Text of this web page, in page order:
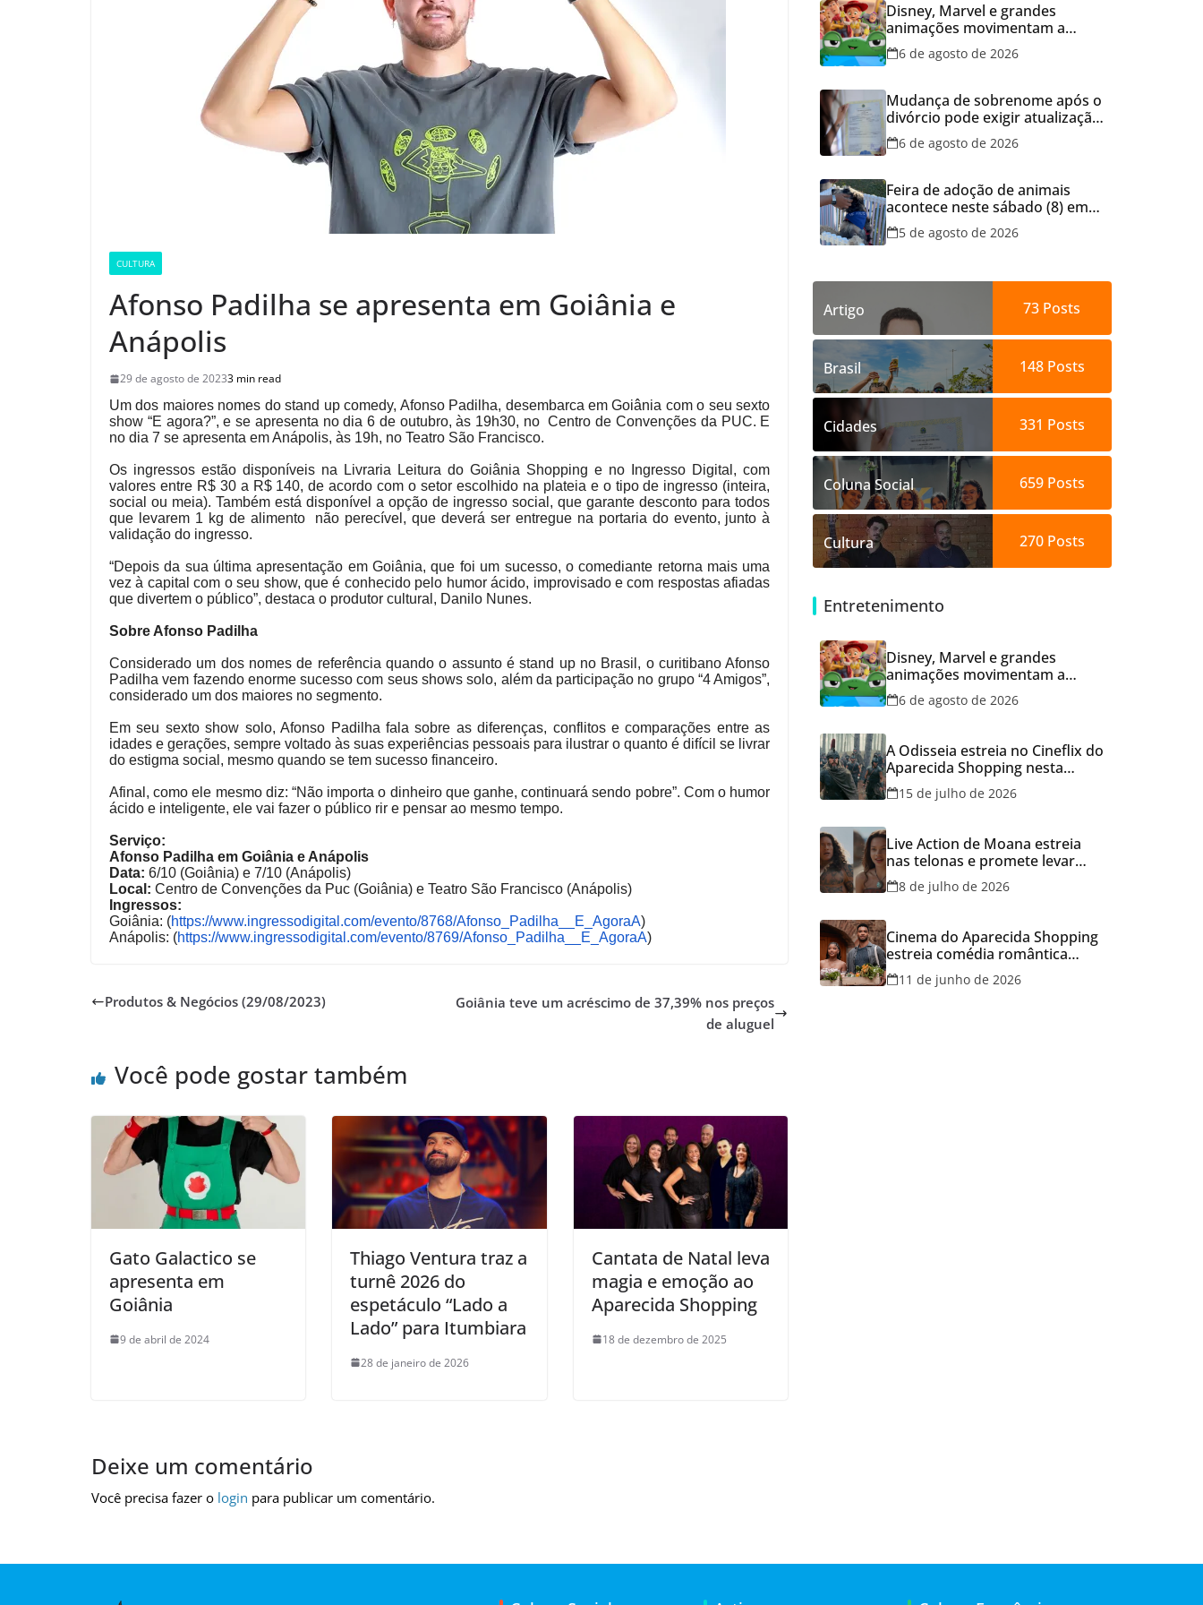
CULTURA
Afonso Padilha se apresenta em Goiânia e
Anápolis
29 de agosto de 20233 min read
Um dos maiores nomes do stand up comedy, Afonso Padilha, desembarca em Goiânia com o seu sexto
show “E agora?”, e se apresenta no dia 6 de outubro, às 19h30, no Centro de Convenções da PUC. E
no dia 7 se apresenta em Anápolis, às 19h, no Teatro São Francisco.
Os ingressos estão disponíveis na Livraria Leitura do Goiânia Shopping e no Ingresso Digital, com
valores entre R$ 30 a R$ 140, de acordo com o setor escolhido na plateia e o tipo de ingresso (inteira,
social ou meia). Também está disponível a opção de ingresso social, que garante desconto para todos
que levarem 1 kg de alimento não perecível, que deverá ser entregue na portaria do evento, junto à
validação do ingresso.
“Depois da sua última apresentação em Goiânia, que foi um sucesso, o comediante retorna mais uma
vez à capital com o seu show, que é conhecido pelo humor ácido, improvisado e com respostas afiadas
que divertem o público”, destaca o produtor cultural, Danilo Nunes.
Sobre Afonso Padilha
Considerado um dos nomes de referência quando o assunto é stand up no Brasil, o curitibano Afonso
Padilha vem fazendo enorme sucesso com seus shows solo, além da participação no grupo “4 Amigos”,
considerado um dos maiores no segmento.
Em seu sexto show solo, Afonso Padilha fala sobre as diferenças, conflitos e comparações entre as
idades e gerações, sempre voltado às suas experiências pessoais para ilustrar o quanto é difícil se livrar
do estigma social, mesmo quando se tem sucesso financeiro.
Afinal, como ele mesmo diz: “Não importa o dinheiro que ganhe, continuará sendo pobre”. Com o humor
ácido e inteligente, ele vai fazer o público rir e pensar ao mesmo tempo.
Serviço:
Afonso Padilha em Goiânia e Anápolis
Data: 6/10 (Goiânia) e 7/10 (Anápolis)
Local: Centro de Convenções da Puc (Goiânia) e Teatro São Francisco (Anápolis)
Ingressos:
Goiânia: (https://www.ingressodigital.com/evento/8768/Afonso_ Padilha__E_AgoraA)
Anápolis: (https://www.ingressodigital.com/evento/8769/Afonso_ Padilha__E_AgoraA)
Produtos & Negócios (29/08/2023)
Goiânia teve um acréscimo de 37,39% nos preços
de aluguel
Você pode gostar também
Gato Galactico se
apresenta em
Goiânia
9 de abril de 2024
Thiago Ventura traz a
turnê 2026 do
espetáculo “Lado a
Lado” para Itumbiara
28 de janeiro de 2026
Cantata de Natal leva
magia e emoção ao
Aparecida Shopping
18 de dezembro de 2025
Deixe um comentário
Você precisa fazer o login para publicar um comentário.
Disney, Marvel e grandes
animações movimentam a
programação do Cineflix do
Aparecida Shopping
6 de agosto de 2026
Mudança de sobrenome após o
divórcio pode exigir atualização
dos documentos dos filhos
para evitar transtornos
6 de agosto de 2026
Feira de adoção de animais
acontece neste sábado (8) em
Aparecida de Goiânia
5 de agosto de 2026
Artigo 73 Posts
Brasil 148Posts
Cidades 331 Posts
Coluna Social 659Posts
Cultura 270Posts
Entretenimento
Disney, Marvel e grandes
animações movimentam a
programação do Cineflix do
Aparecida Shopping
6 de agosto de 2026
A Odisseia estreia no Cineflix do
Aparecida Shopping nesta
quinta, 16
15 de julho de 2026
Live Action de Moana estreia
nas telonas e promete levar
aventura e emoção ao Cineflix
do Aparecida Shopping
8 de julho de 2026
Cinema do Aparecida Shopping
estreia comédia romântica
ambientada na Itália, hoje e
lança promoção para o Dia dos
11 de junho de 2026